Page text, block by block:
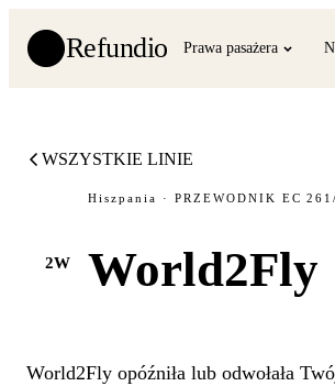
Refundio Prawa pasażera
WSZYSTKIE LINIE
2W
Hiszpania · PRZEWODNIK EC
World2Fly
World2Fly opóźniła lub odwołała